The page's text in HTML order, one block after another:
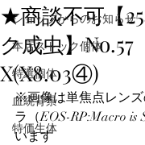
ショップからのお知らせ
本店ストック個体
特選個体
血統背景
特価生体
★商談不可【
ク成虫】
X(X8.03④)
※画像は単焦点レンズ
ラ（EOS-RP:Macro is
います